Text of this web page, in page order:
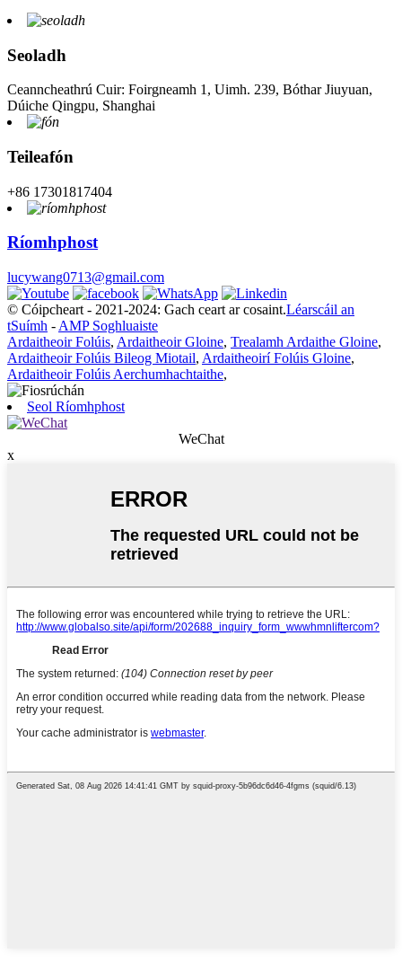
Seoladh
Ceanncheathrú Cuir: Foirgneamh 1, Uimh. 239, Bóthar Jiuyuan,
Dúiche Qingpu, Shanghai
Teileafón
+86 17301817404
Ríomhphost
lucywang0713@gmail.com
© Cóipcheart - 2021-2024: Gach ceart ar cosaint.Léarscáil an
tSuímh - AMP Soghluaiste
Ardaitheoir Folúis, Ardaitheoir Gloine, Trealamh Ardaithe Gloine,
Ardaitheoir Folúis Bileog Miotail, Ardaitheoirí Folúis Gloine,
Ardaitheoir Folúis Aerchumhachtaithe,
Seol Ríomhphost
WeChat
x